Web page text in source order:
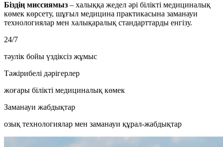
Біздің миссиямыз – халыққа жедел әрі білікті медициналық
көмек көрсету, шұғыл медицина практикасына заманауи
технологиялар мен халықаралық стандарттарды енгізу.
24/7
тәулік бойы үздіксіз жұмыс
Тәжірибелі дәрігерлер
жоғары білікті медициналық көмек
Заманауи жабдықтар
озық технологиялар мен заманауи құрал-жабдықтар